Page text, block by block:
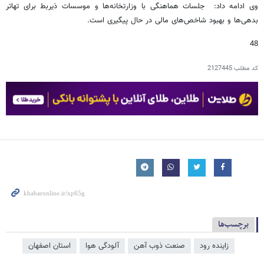
وی ادامه داد: جلسات هماهنگی با وزارتخانه‌ها و موسسات ذیربط برای تهاتر
بدهی‌ها و بهبود شاخص‌های مالی در حال پیگیری است.
48
کد مطلب2127445
برچسب‌ها
زاینده رود صنعت ذوب آهن آلودگی هوا استان اصفهان